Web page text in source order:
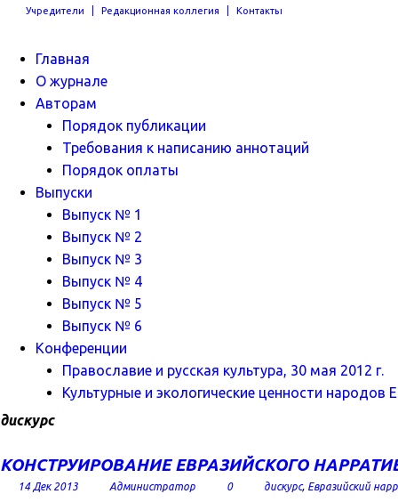
Учредители Редакционная коллегия Контакты
Главная
О журнале
Авторам
Порядок публикации
Требования к написанию аннотаций
Порядок оплаты
Выпуски
Выпуск № 1
Выпуск № 2
Выпуск № 3
Выпуск № 4
Выпуск № 5
Выпуск № 6
Конференции
Православие и русская культура, 30 мая 2012 г.
Культурные и экологические ценности народов
дискурс
КОНСТРУИРОВАНИЕ ЕВРАЗИЙСКОГО
14 Дек 2013 Администратор 0 дискурс, Евразийский